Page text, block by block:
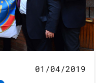
01/04/2019